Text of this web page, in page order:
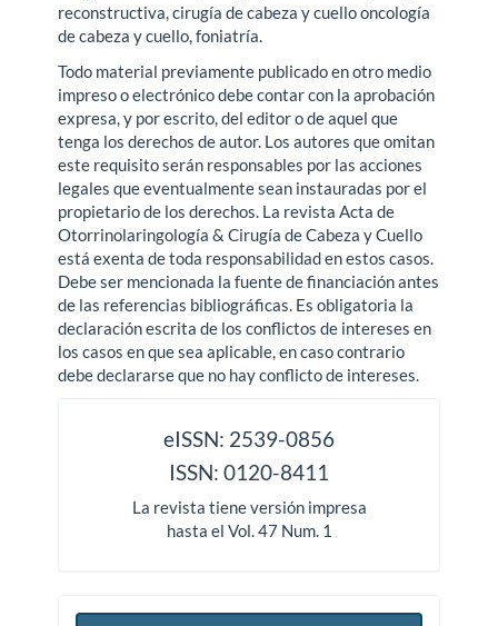
reconstructiva, cirugía de cabeza y cuello oncología
de cabeza y cuello, foniatría.
Todo material previamente publicado en otro medio
impreso o electrónico debe contar con la aprobación
expresa, y por escrito, del editor o de aquel que
tenga los derechos de autor. Los autores que omitan
este requisito serán responsables por las acciones
legales que eventualmente sean instauradas por el
propietario de los derechos. La revista Acta de
Otorrinolaringología & Cirugía de Cabeza y Cuello
está exenta de toda responsabilidad en estos casos.
Debe ser mencionada la fuente de financiación antes
de las referencias bibliográficas. Es obligatoria la
declaración escrita de los conflictos de intereses en
los casos en que sea aplicable, en caso contrario
debe declararse que no hay conflicto de intereses.
eISSN: 2539-0856
ISSN: 0120-8411
La revista tiene versión impresa
hasta el Vol. 47 Num. 1